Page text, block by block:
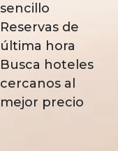
sencillo
Reservas de
última hora
Busca hoteles
cercanos al
mejor precio